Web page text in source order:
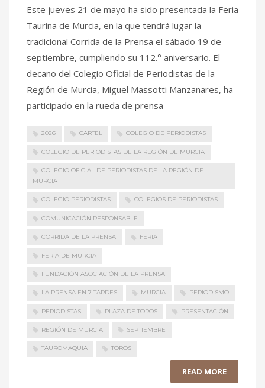
Este jueves 21 de mayo ha sido presentada la Feria
Taurina de Murcia, en la que tendrá lugar la
tradicional Corrida de la Prensa el sábado 19 de
septiembre, cumpliendo su 112.° aniversario. El
decano del Colegio Oficial de Periodistas de la
Región de Murcia, Miguel Massotti Manzanares, ha
participado en la rueda de prensa
2026 CARTEL COLEGIO DE PERIODISTAS
COLEGIO DE PERIODISTAS DE LA REGIÓN DE MURCIA
COLEGIO OFICIAL DE PERIODISTAS DE LA REGIÓN DE
MURCIA
COLEGIO PERIODISTAS COLEGIOS DE PERIODISTAS
COMUNICACIÓN RESPONSABLE
CORRIDA DE LA PRENSA FERIA
FERIA DE MURCIA
FUNDACIÓN ASOCIACIÓN DE LA PRENSA
LA PRENSA EN 7 TARDES MURCIA PERIODISMO
PERIODISTAS PLAZA DE TOROS PRESENTACIÓN
REGIÓN DE MURCIA SEPTIEMBRE
TAUROMAQUIA TOROS
READ MORE